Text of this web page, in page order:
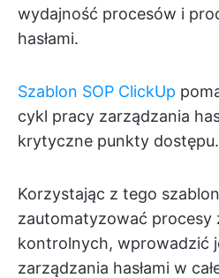
wydajność procesów i
hasłami.
Szablon SOP ClickUp
cykl pracy zarządzania
krytyczne punkty dostępu.
Korzystając z tego
zautomatyzować procesy
kontrolnych, wprowadzić
zarządzania hasłami w